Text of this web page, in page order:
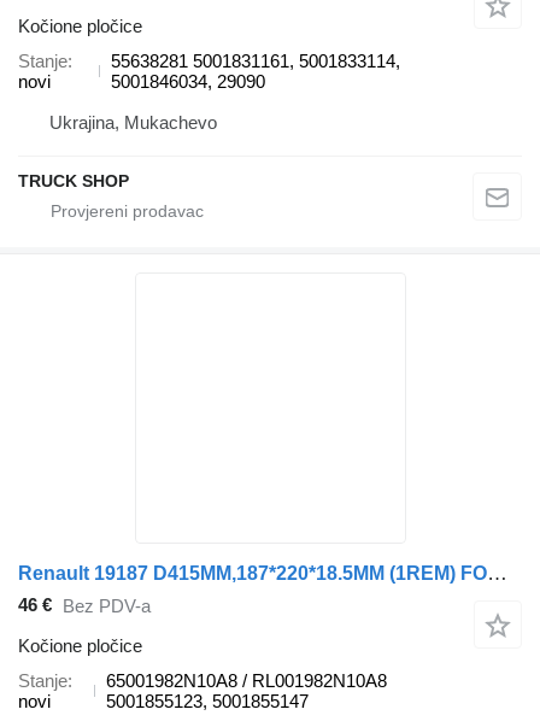
Kočione pločice
Stanje
novi
55638281 5001831161, 5001833114,
5001846034, 29090
Ukrajina, Mukachevo
TRUCK SHOP
Renault 19187 D415MM,187*220*18.5MM (1REM) FOMAR / ROULUNDS 65001982N10A8 kočione pločice za Renault AE385, 420, 520, Agora kamiona
46 € Bez PDV-a
Kočione pločice
Stanje
novi
65001982N10A8 / RL001982N10A8
5001855123, 5001855147